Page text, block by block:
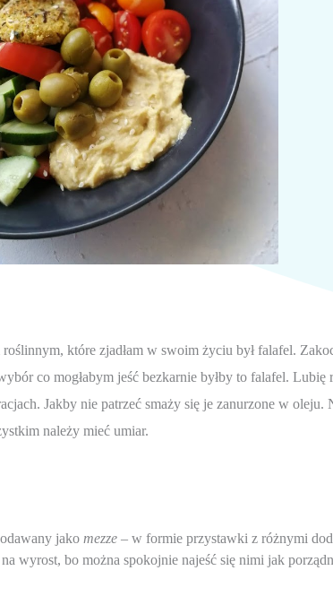
które zjadłam w swoim życiu był falafel.
co mogłabym jeść bezkarnie byłby to falafel.
Jakby nie patrzeć smaży się je zanurzone w
należy mieć umiar.
jako mezze – w formie przystawki z różnymi
wyrost, bo można spokojnie najeść się nimi jak